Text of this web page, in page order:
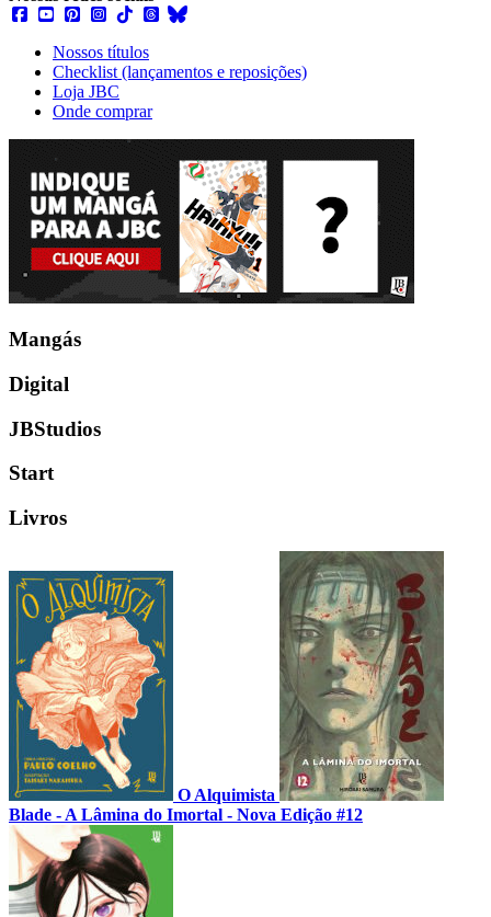
Nossos títulos
Checklist (lançamentos e reposições)
Loja JBC
Onde comprar
Mangás
Digital
JBStudios
Start
Livros
O Alquimista
Blade - A Lâmina do Imortal - Nova Edição #12